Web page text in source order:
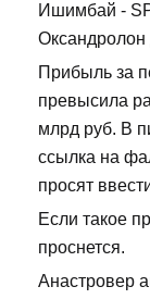
Ишимбай -
Оксандролон
Прибыль за
превысила
млрд руб. В
ссылка на
просят
Если такое
проснется.
Анастровер